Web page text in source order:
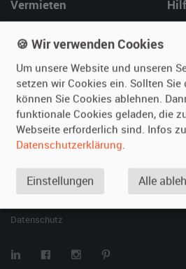
Vermieten
Fotos senden
Fragen für Vermieter
Inserat verwalten
SPECIAL
Berühmte Filmautos –
Datenschutz
🍪 Wir verwenden Cookies
Um unsere Website und unseren
setzen wir Cookies ein. Sollten
können Sie Cookies ablehnen.
funktionale Cookies geladen, die
Webseite erforderlich sind. Infos
Datenschutzerklärung.
Einstellungen Alle